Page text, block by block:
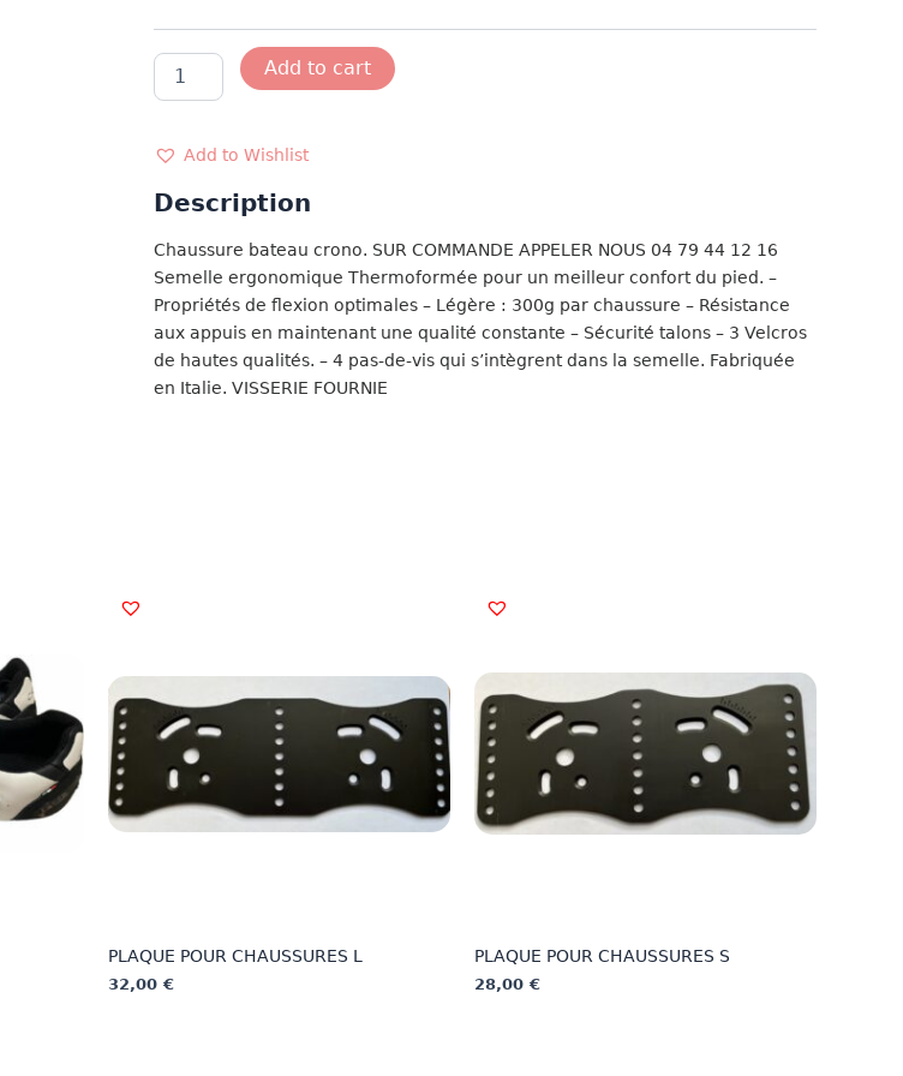
CHAUSSURES
BATEAU
CRONO
quantity
Add to cart
Add to Wishlist
Description
Chaussure bateau crono. SUR COMMANDE APPELER NOUS 04 79 44 12 16
Semelle ergonomique Thermoformée pour un meilleur confort du pied. –
Propriétés de flexion optimales – Légère : 300g par chaussure – Résistance
aux appuis en maintenant une qualité constante – Sécurité talons – 3 Velcros
de hautes qualités. – 4 pas-de-vis qui s’intègrent dans la semelle. Fabriquée
en Italie. VISSERIE FOURNIE
PLAQUE POUR CHAUSSURES L
32,00 €
PLAQUE POUR CHAUSSURES S
28,00 €